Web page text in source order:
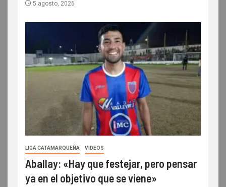
5 agosto, 2026
LIGA CATAMARQUEÑA VIDEOS
Aballay: «Hay que festejar, pero pensar
ya en el objetivo que se viene»